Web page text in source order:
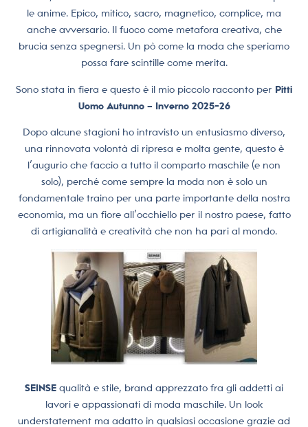
le anime. Epico, mitico, sacro, magnetico, complice, ma
anche avversario. Il fuoco come metafora creativa, che
brucia senza spegnersi. Un pò come la moda che speriamo
possa fare scintille come merita.
Sono stata in fiera e questo è il mio piccolo racconto per Pitti
Uomo Autunno – Inverno 2025-26
Dopo alcune stagioni ho intravisto un entusiasmo diverso,
una rinnovata volontà di ripresa e molta gente, questo è
l’augurio che faccio a tutto il comparto maschile (e non
solo), perché come sempre la moda non è solo un
fondamentale traino per una parte importante della nostra
economia, ma un fiore all’occhiello per il nostro paese, fatto
di artigianalità e creatività che non ha pari al mondo.
SEINSE qualità e stile, brand apprezzato fra gli addetti ai
lavori e appassionati di moda maschile. Un look
understatement ma adatto in qualsiasi occasione grazie ad